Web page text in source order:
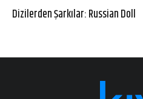
Dizilerden Şarkılar: Russian Doll